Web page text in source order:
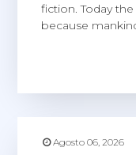
fiction. Today
because
Agosto 06, 2026